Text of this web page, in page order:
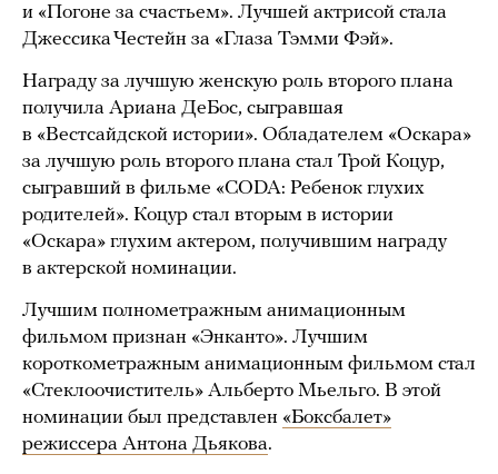
и «Погоне за счастьем». Лучшей актрисой стала
Джессика Честейн за «Глаза Тэмми Фэй».
Награду за лучшую женскую роль второго плана
получила Ариана ДеБос, сыгравшая
в «Вестсайдской истории». Обладателем «Оскара»
за лучшую роль второго плана стал Трой Коцур,
сыгравший в фильме «CODA: Ребенок глухих
родителей». Коцур стал вторым в истории
«Оскара» глухим актером, получившим награду
в актерской номинации.
Лучшим полнометражным анимационным
фильмом признан «Энканто». Лучшим
короткометражным анимационным фильмом стал
«Стеклоочиститель» Альберто Мьельго. В этой
номинации был представлен «Боксбалет»
режиссера Антона Дьякова.